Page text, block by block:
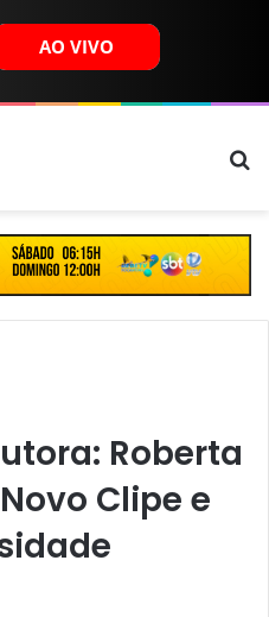
Roberta
Clipe e